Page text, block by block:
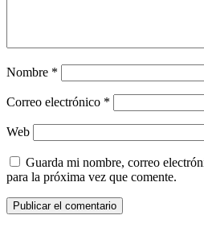
Nombre *
Correo electrónico *
Web
Guarda mi nombre, correo
para la próxima vez que comente.